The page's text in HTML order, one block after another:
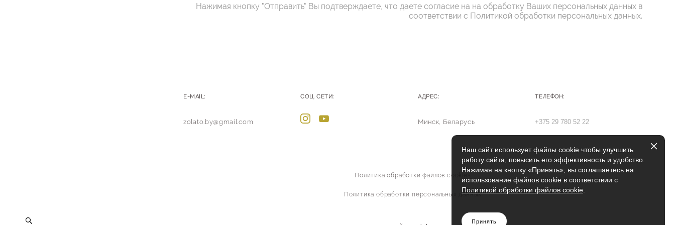
Нажимая кнопку "Отправить" Вы подтверждаете, что даете согласие на на обработку Ваших персональных данных в
соответствии с Политикой обработки персональных данных.
E-MAIL:
zolato.by@gmail.com
СОЦ. СЕТИ: АДРЕС:
Минск, Беларусь
ТЕЛЕФОН:
+375 29 780 52 22
Политика обработки файлов cookies
Политика обработки персональных данных
Наш сайт использует файлы cookie чтобы улучшить
работу сайта, повысить его эффективность и удобство.
Нажимая на кнопку «Принять», вы соглашаетесь на
использование файлов cookie в соответствии с
Политикой обработки файлов cookie
Принять